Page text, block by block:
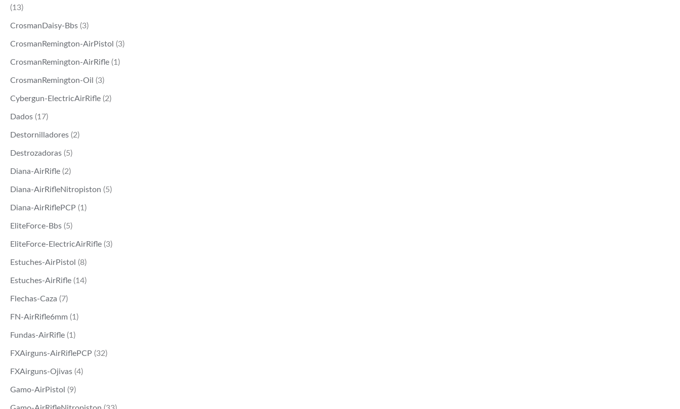
(13)
CrosmanDaisy-Bbs (3)
CrosmanRemington-AirPistol (3)
CrosmanRemington-AirRifle (1)
CrosmanRemington-Oil (3)
Cybergun-ElectricAirRifle (2)
Dados (17)
Destornilladores (2)
Destrozadoras (5)
Diana-AirRifle (2)
Diana-AirRifleNitropiston (5)
Diana-AirRiflePCP (1)
EliteForce-Bbs (5)
EliteForce-ElectricAirRifle (3)
Estuches-AirPistol (8)
Estuches-AirRifle (14)
Flechas-Caza (7)
FN-AirRifle6mm (1)
Fundas-AirRifle (1)
FXAirguns-AirRiflePCP (32)
FXAirguns-Ojivas (4)
Gamo-AirPistol (9)